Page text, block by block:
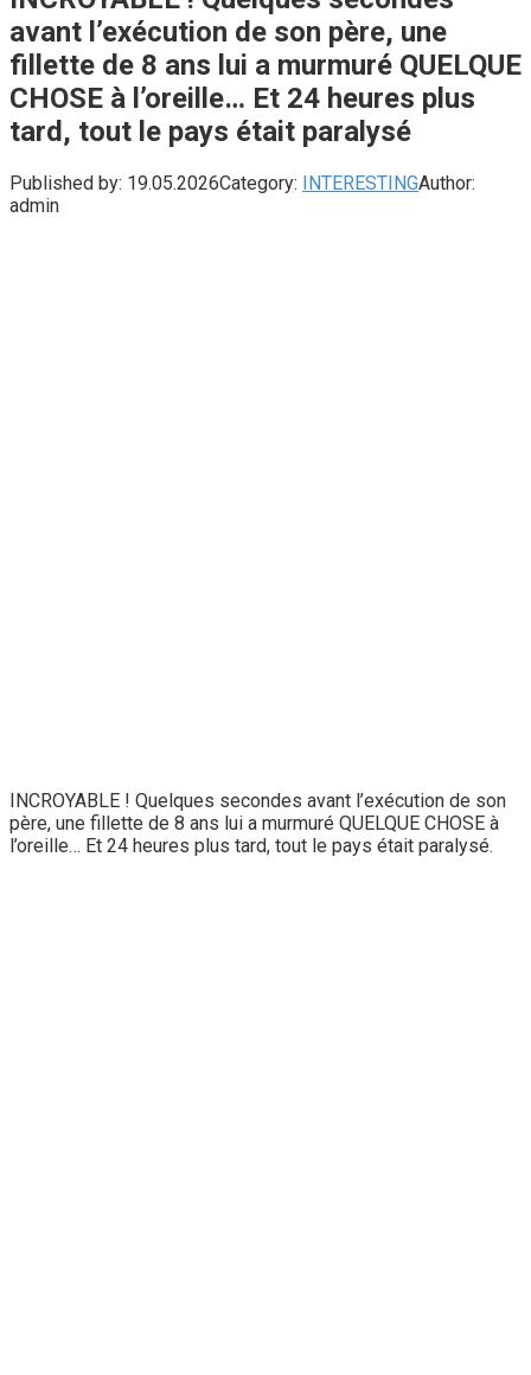
avant l’exécution de son père, une
fillette de 8 ans lui a murmuré QUELQUE
CHOSE à l’oreille… Et 24 heures plus
tard, tout le pays était paralysé
Published by: 19.05.2026Category: INTERESTINGAuthor:
admin
INCROYABLE ! Quelques secondes avant l’exécution de son
père, une fillette de 8 ans lui a murmuré QUELQUE CHOSE à
l’oreille… Et 24 heures plus tard, tout le pays était paralysé.